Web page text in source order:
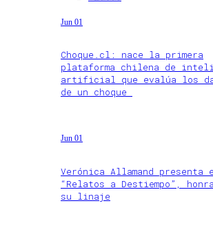
Jun 01
Choque.cl: nace la primera
plataforma chilena de
artificial que evalúa los
de un choque
Jun 01
Verónica Allamand presenta
“Relatos a Destiempo”,
su linaje